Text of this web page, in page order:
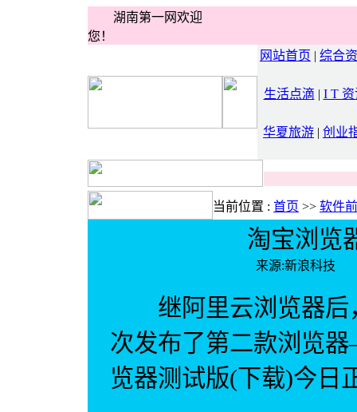
湖南第一网欢迎
您！
网站首页 | 综合
生活点滴 | I T 资
华夏旅游 | 创业
当前位置 : 首页 >> 软件
淘宝浏览
来源:新浪
继阿里云浏览器后
次发布了第二款浏览
览器测试版(下载)今日